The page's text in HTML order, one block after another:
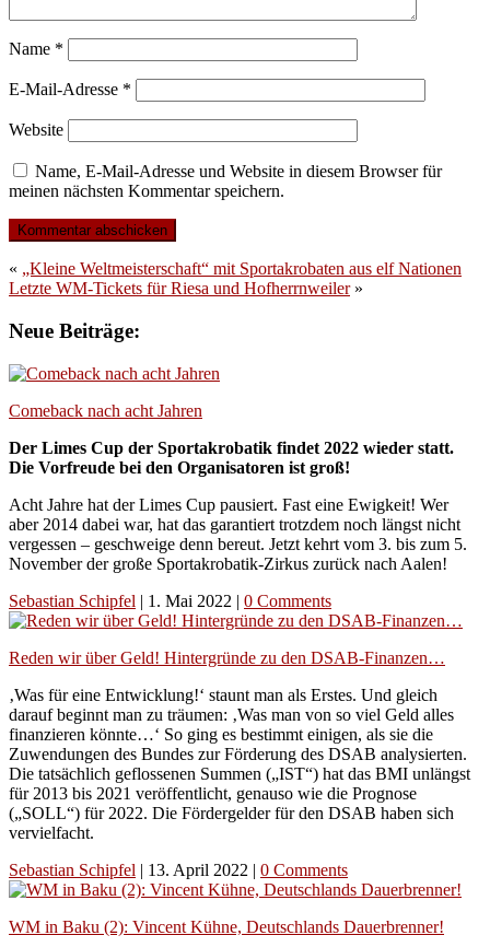
Name *
E-Mail-Adresse *
Website
Name, E-Mail-Adresse und Website in diesem Browser für
meinen nächsten Kommentar speichern.
« „Kleine Weltmeisterschaft“ mit Sportakrobaten aus elf Nationen
Letzte WM-Tickets für Riesa und Hofherrnweiler»
Neue Beiträge:
Comeback nach acht Jahren
Der Limes Cup der Sportakrobatik findet 2022 wieder statt.
Die Vorfreude bei den Organisatoren ist groß!
Acht Jahre hat der Limes Cup pausiert. Fast eine Ewigkeit! Wer
aber 2014 dabei war, hat das garantiert trotzdem noch längst nicht
vergessen – geschweige denn bereut. Jetzt kehrt vom 3. bis zum 5.
November der große Sportakrobatik-Zirkus zurück nach Aalen!
Sebastian Schipfel | 1. Mai 2022 | 0 Comments
Reden wir über Geld! Hintergründe zu den DSAB-Finanzen…
‚Was für eine Entwicklung!‘ staunt man als Erstes. Und gleich
darauf beginnt man zu träumen: ‚Was man von so viel Geld alles
finanzieren könnte…‘ So ging es bestimmt einigen, als sie die
Zuwendungen des Bundes zur Förderung des DSAB analysierten.
Die tatsächlich geflossenen Summen („IST“) hat das BMI unlängst
für 2013 bis 2021 veröffentlicht, genauso wie die Prognose
(„SOLL“) für 2022. Die Fördergelder für den DSAB haben sich
vervielfacht.
Sebastian Schipfel | 13. April 2022 | 0 Comments
WM in Baku (2): Vincent Kühne, Deutschlands Dauerbrenner!